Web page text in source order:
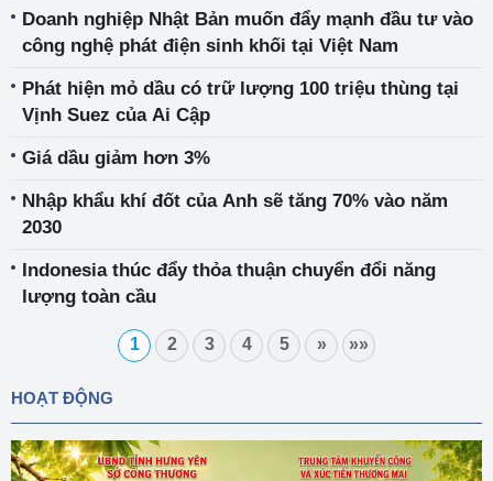
Doanh nghiệp Nhật Bản muốn đẩy mạnh đầu tư vào
công nghệ phát điện sinh khối tại Việt Nam
Phát hiện mỏ dầu có trữ lượng 100 triệu thùng tại
Vịnh Suez của Ai Cập
Giá dầu giảm hơn 3%
Nhập khẩu khí đốt của Anh sẽ tăng 70% vào năm
2030
Indonesia thúc đẩy thỏa thuận chuyển đổi năng
lượng toàn cầu
1 2 3 4 5 » »»
HOẠT ĐỘNG